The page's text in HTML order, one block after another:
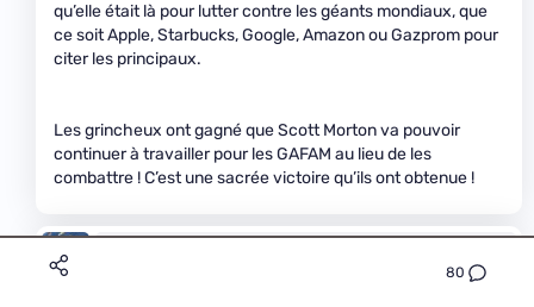
80
qu’elle était là pour lutter contre les géants mondiaux, que
ce soit Apple, Starbucks, Google, Amazon ou Gazprom pour
citer les principaux.
Les grincheux ont gagné que Scott Morton va pouvoir
continuer à travailler pour les GAFAM au lieu de les
combattre ! C’est une sacrée victoire qu’ils ont obtenue !